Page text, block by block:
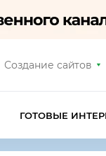
Создание сайтов
ГОТОВЫЕ